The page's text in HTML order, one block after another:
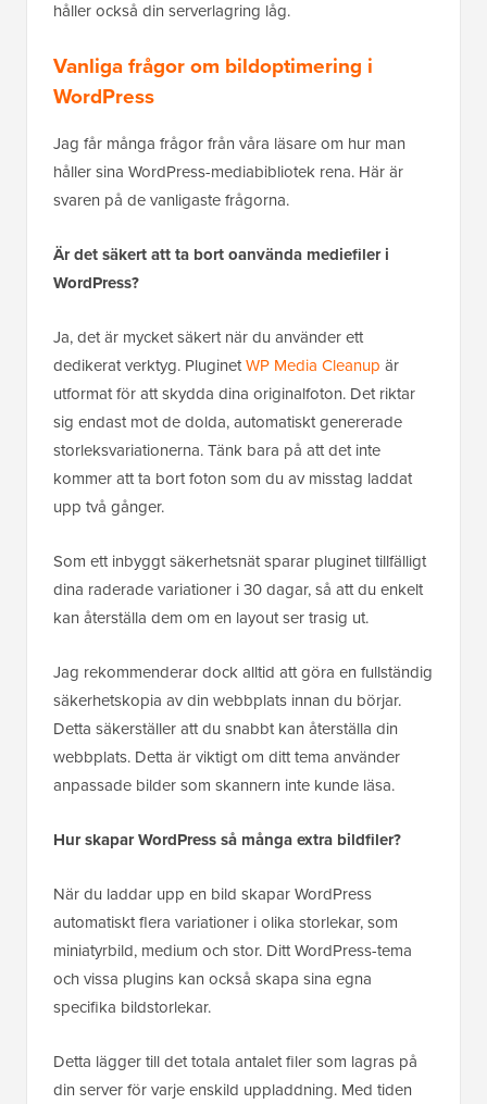
håller också din serverlagring låg.
Vanliga frågor om bildoptimering i
WordPress
Jag får många frågor från våra läsare om hur man
håller sina WordPress-mediabibliotek rena. Här är
svaren på de vanligaste frågorna.
Är det säkert att ta bort oanvända mediefiler i
WordPress?
Ja, det är mycket säkert när du använder ett
dedikerat verktyg. PluginetWP Media Cleanup är
utformat för att skydda dina originalfoton. Det riktar
sig endast mot de dolda, automatiskt genererade
storleksvariationerna. Tänk bara på att det inte
kommer att ta bort foton som du av misstag laddat
upp två gånger.
Som ett inbyggt säkerhetsnät sparar pluginet tillfälligt
dina raderade variationer i 30 dagar, så att du enkelt
kan återställa dem om en layout ser trasig ut.
Jag rekommenderar dock alltid att göra en fullständig
säkerhetskopia av din webbplats innan du börjar.
Detta säkerställer att du snabbt kan återställa din
webbplats. Detta är viktigt om ditt tema använder
anpassade bilder som skannern inte kunde läsa.
Hur skapar WordPress så många extra bildfiler?
När du laddar upp en bild skapar WordPress
automatiskt flera variationer i olika storlekar, som
miniatyrbild, medium och stor. Ditt WordPress-tema
och vissa plugins kan också skapa sina egna
specifika bildstorlekar.
Detta lägger till det totala antalet filer som lagras på
din server för varje enskild uppladdning. Med tiden